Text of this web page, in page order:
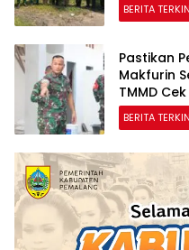
BERITA
Pastikan
Makfurin
TMMD
BERITA